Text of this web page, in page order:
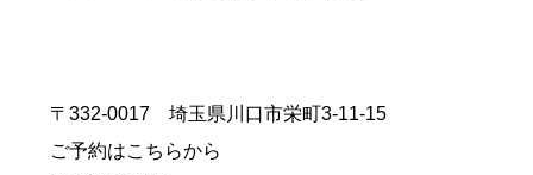
〒332-0017 埼玉県川口市栄町3-11-15
ご予約はこちらから